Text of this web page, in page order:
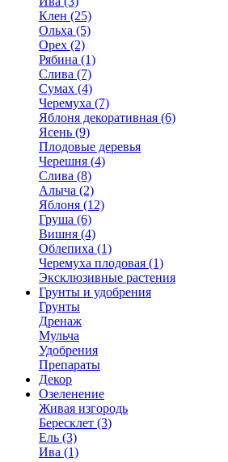
Клен (25)
Ольха (5)
Орех (2)
Рябина (1)
Слива (7)
Сумах (4)
Черемуха (7)
Яблоня декоративная (6)
Ясень (9)
Плодовые деревья
Черешня (4)
Слива (8)
Алыча (2)
Яблоня (12)
Груша (6)
Вишня (4)
Облепиха (1)
Черемуха плодовая (1)
Эксклюзивные растения
Грунты и удобрения
Грунты
Дренаж
Мульча
Удобрения
Препараты
Декор
Озеленение
Живая изгородь
Бересклет (3)
Ель (3)
Ива (1)